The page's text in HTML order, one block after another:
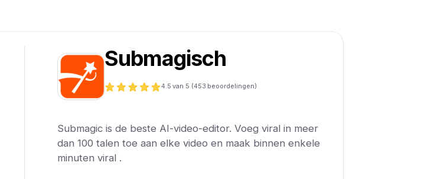
Submagisch
4.5 van 5 (453 beoordelingen)
Submagic is de beste AI-video-editor. Voeg viral in meer
dan 100 talen toe aan elke video en maak binnen enkele
minuten viral .